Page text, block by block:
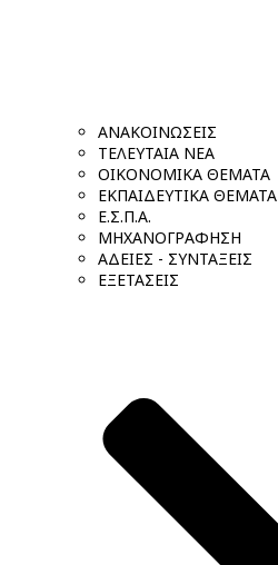
ΑΝΑΚΟΙΝΩΣΕΙΣ
ΤΕΛΕΥΤΑΙΑ ΝΕΑ
ΟΙΚΟΝΟΜΙΚΑ ΘΕΜΑΤΑ
ΕΚΠΑΙΔΕΥΤΙΚΑ ΘΕΜΑΤΑ
Ε.Σ.Π.Α.
ΜΗΧΑΝΟΓΡΑΦΗΣΗ
ΑΔΕΙΕΣ - ΣΥΝΤΑΞΕΙΣ
ΕΞΕΤΑΣΕΙΣ